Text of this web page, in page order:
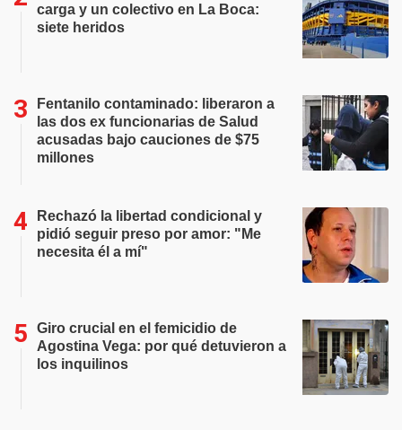
carga y un colectivo en La Boca:
siete heridos
Fentanilo contaminado: liberaron a
las dos ex funcionarias de Salud
acusadas bajo cauciones de $75
millones
Rechazó la libertad condicional y
pidió seguir preso por amor: "Me
necesita él a mí"
Giro crucial en el femicidio de
Agostina Vega: por qué detuvieron a
los inquilinos